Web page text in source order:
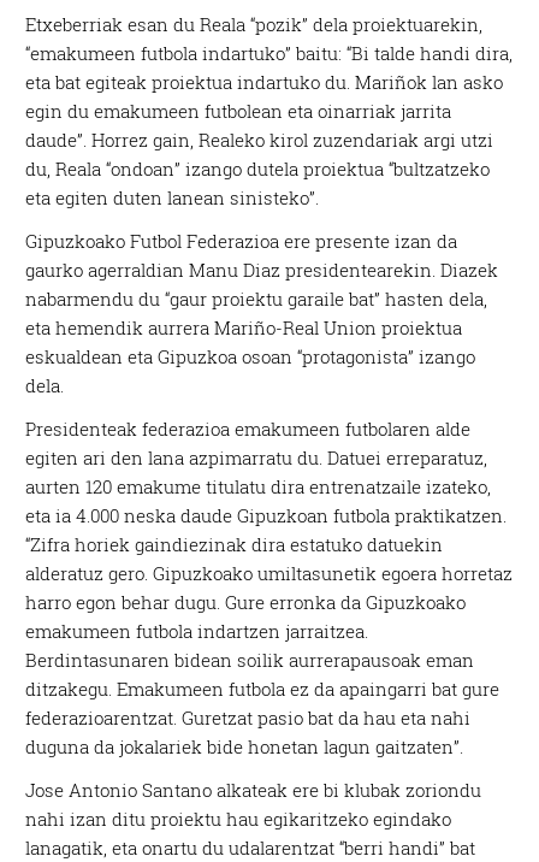
Etxeberriak esan du Reala “pozik” dela proiektuarekin,
“emakumeen futbola indartuko” baitu: “Bi talde handi dira,
eta bat egiteak proiektua indartuko du. Mariñok lan asko
egin du emakumeen futbolean eta oinarriak jarrita
daude”. Horrez gain, Realeko kirol zuzendariak argi utzi
du, Reala “ondoan” izango dutela proiektua “bultzatzeko
eta egiten duten lanean sinisteko”.
Gipuzkoako Futbol Federazioa ere presente izan da
gaurko agerraldian Manu Diaz presidentearekin. Diazek
nabarmendu du “gaur proiektu garaile bat” hasten dela,
eta hemendik aurrera Mariño-Real Union proiektua
eskualdean eta Gipuzkoa osoan “protagonista” izango
dela.
Presidenteak federazioa emakumeen futbolaren alde
egiten ari den lana azpimarratu du. Datuei erreparatuz,
aurten 120 emakume titulatu dira entrenatzaile izateko,
eta ia 4.000 neska daude Gipuzkoan futbola praktikatzen.
“Zifra horiek gaindiezinak dira estatuko datuekin
alderatuz gero. Gipuzkoako umiltasunetik egoera horretaz
harro egon behar dugu. Gure erronka da Gipuzkoako
emakumeen futbola indartzen jarraitzea.
Berdintasunaren bidean soilik aurrerapausoak eman
ditzakegu. Emakumeen futbola ez da apaingarri bat gure
federazioarentzat. Guretzat pasio bat da hau eta nahi
duguna da jokalariek bide honetan lagun gaitzaten”.
Jose Antonio Santano alkateak ere bi klubak zoriondu
nahi izan ditu proiektu hau egikaritzeko egindako
lanagatik, eta onartu du udalarentzat “berri handi” bat